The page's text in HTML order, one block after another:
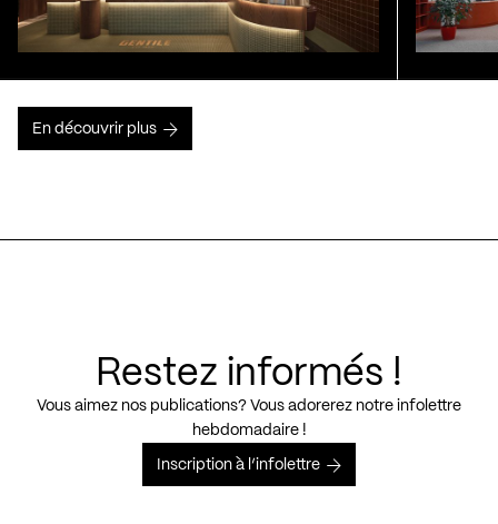
En découvrir plus
Restez informés !
Vous aimez nos publications? Vous adorerez notre infolettre
hebdomadaire !
Inscription à l’infolettre